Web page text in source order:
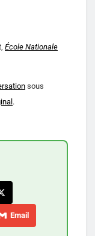
École Nationale
sous
.
Email